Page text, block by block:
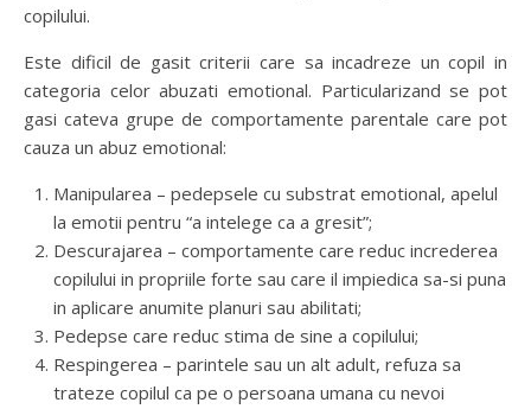
copilului.
Este dificil de gasit criterii care sa incadreze un copil in
categoria celor abuzati emotional. Particularizand se pot
gasi cateva grupe de comportamente parentale care pot
cauza un abuz emotional:
Manipularea – pedepsele cu substrat emotional, apelul
la emotii pentru “a intelege ca a gresit”;
Descurajarea – comportamente care reduc increderea
copilului in propriile forte sau care il impiedica sa-si puna
in aplicare anumite planuri sau abilitati;
Pedepse care reduc stima de sine a copilului;
Respingerea – parintele sau un alt adult, refuza sa
trateze copilul ca pe o persoana umana cu nevoi